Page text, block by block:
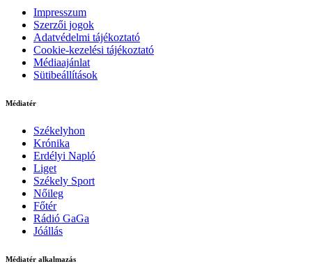
Impresszum
Szerzői jogok
Adatvédelmi tájékoztató
Cookie-kezelési tájékoztató
Médiaajánlat
Sütibeállítások
Médiatér
Székelyhon
Krónika
Erdélyi Napló
Liget
Székely Sport
Nőileg
Főtér
Rádió GaGa
Jóállás
Médiatér alkalmazás